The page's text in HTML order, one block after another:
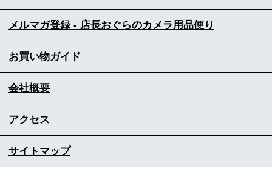
メルマガ登録 - 店長おぐらのカメラ用品便り
お買い物ガイド
会社概要
アクセス
サイトマップ